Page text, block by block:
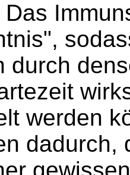
durch
werden
dadurch,